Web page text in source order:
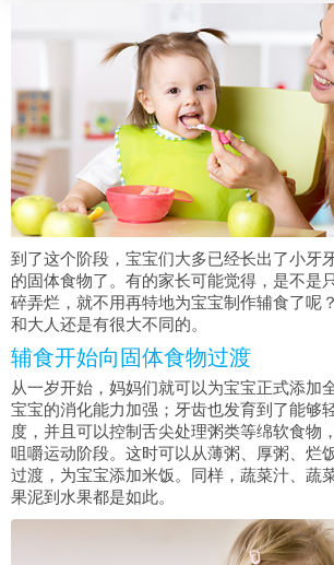
到了这个阶段，宝宝们大多已经长出了小牙
的固体食物了。有的家长可能觉得，是不是
碎弄烂，就不用再特地为宝宝制作辅食了呢
和大人还是有很大不同的。
辅食开始向固体食物过渡
从一岁开始，妈妈们就可以为宝宝正式添加
宝宝的消化能力加强；牙齿也发育到了能够
度，并且可以控制舌尖处理粥类等绵软食物
咀嚼运动阶段。这时可以从薄粥、厚粥、烂
过渡，为宝宝添加米饭。同样，蔬菜汁、蔬
果泥到水果都是如此。